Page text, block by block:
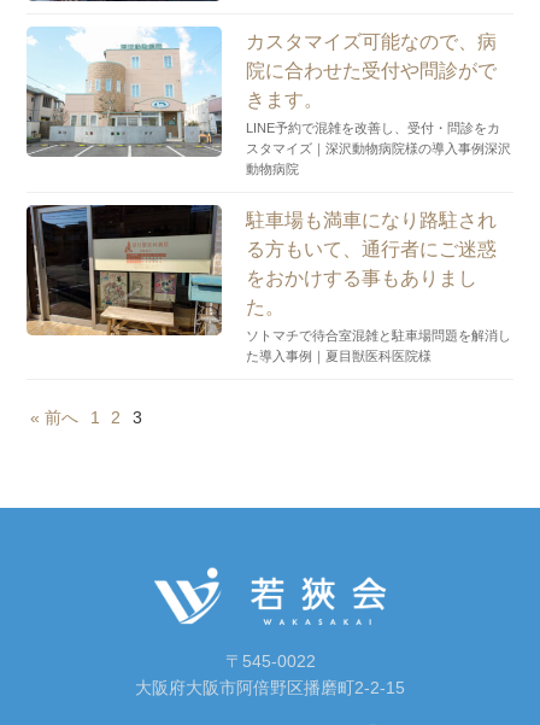
カスタマイズ可能なので、病
院に合わせた受付や問診がで
きます。
LINE予約で混雑を改善し、受付・問診をカ
スタマイズ｜深沢動物病院様の導入事例深沢
動物病院
駐車場も満車になり路駐され
る方もいて、通行者にご迷惑
をおかけする事もありまし
た。
ソトマチで待合室混雑と駐車場問題を解消し
た導入事例｜夏目獣医科医院様
« 前へ 1 2 3
〒545-0022
大阪府大阪市阿倍野区播磨町2-2-15